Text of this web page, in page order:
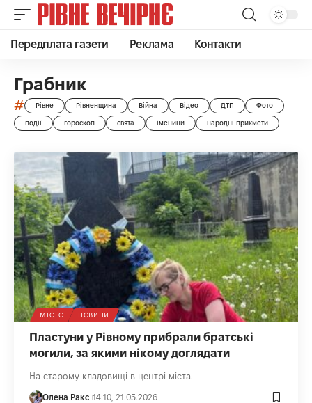
Передплата газети Реклама Контакти
Грабник
# Рівне Рівненщина Війна Відео ДТП Фото
події гороскоп свята іменини народні прикмети
МІСТО НОВИНИ
Пластуни у Рівному прибрали братські
могили, за якими нікому доглядати
На старому кладовищі в центрі міста.
Олена Ракс 14:10, 21.05.2026